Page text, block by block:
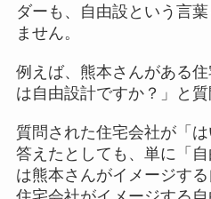
ダーも、自由設という言
ません。
例えば、熊本さんがある
は自由設計ですか？」と質
質問された住宅会社が「
答えたとしても、単に「
は熊本さんがイメージす